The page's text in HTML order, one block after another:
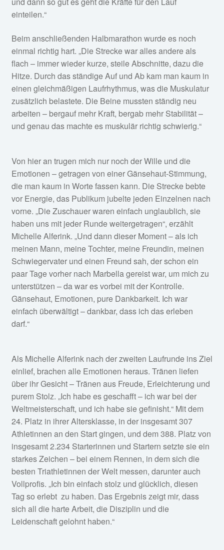
einteilen.“
Beim anschließenden Halbmarathon wurde es noch
einmal richtig hart. „Die Strecke war alles andere als
flach – immer wieder kurze, steile Abschnitte, dazu die
Hitze. Durch das ständige Auf und Ab kam man kaum in
einen gleichmäßigen Laufrhythmus, was die Muskulatur
zusätzlich belastete. Die Beine mussten ständig neu
arbeiten – bergauf mehr Kraft, bergab mehr Stabilität –
und genau das machte es muskulär richtig schwierig.“
Von hier an trugen mich nur noch der Wille und die
Emotionen – getragen von einer Gänsehaut-Stimmung,
die man kaum in Worte fassen kann. Die Strecke bebte
vor Energie, das Publikum jubelte jeden Einzelnen nach
vorne. „Die Zuschauer waren einfach unglaublich, sie
haben uns mit jeder Runde weitergetragen“, erzählt
Michelle Alferink. „Und dann dieser Moment – als ich
meinen Mann, meine Tochter, meine Freundin, meinen
Schwiegervater und einen Freund sah, der schon ein
paar Tage vorher nach Marbella gereist war, um mich zu
unterstützen – da war es vorbei mit der Kontrolle.
Gänsehaut, Emotionen, pure Dankbarkeit. Ich war
einfach überwältigt – dankbar, dass ich das erleben
darf.“
Als Michelle Alferink nach der zweiten Laufrunde ins Ziel
einlief, brachen alle Emotionen heraus. Tränen liefen
über ihr Gesicht – Tränen aus Freude, Erleichterung und
purem Stolz. „Ich habe es geschafft – ich war bei der
Weltmeisterschaft, und ich habe sie gefinisht.“ Mit dem
24. Platz in ihrer Altersklasse, in der insgesamt 307
Athletinnen an den Start gingen, und dem 388. Platz von
insgesamt 2.234 Starterinnen und Startern setzte sie ein
starkes Zeichen – bei einem Rennen, in dem sich die
besten Triathletinnen der Welt messen, darunter auch
Vollprofis. „Ich bin einfach stolz und glücklich, diesen
Tag so erlebt zu haben. Das Ergebnis zeigt mir, dass
sich all die harte Arbeit, die Disziplin und die
Leidenschaft gelohnt haben.“